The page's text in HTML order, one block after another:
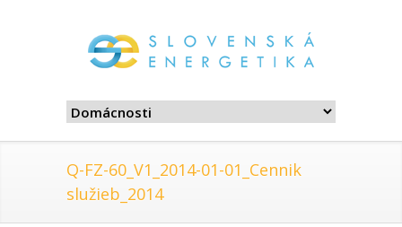
Q-FZ-60_V1_2014-01-01_Cennik
služieb_2014